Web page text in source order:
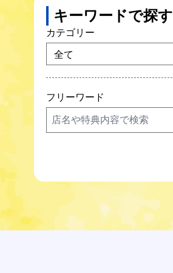
キーワードで探す
カテゴリー
フリーワード